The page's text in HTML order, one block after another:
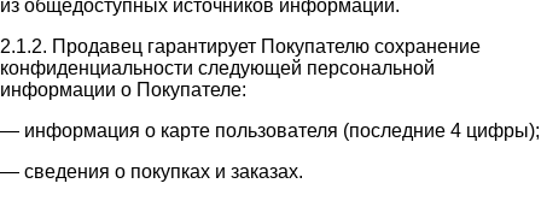
из общедоступных источников информации.
2.1.2. Продавец гарантирует Покупателю сохранение
конфиденциальности следующей персональной
информации о Покупателе:
— информация о карте пользователя (последние 4 цифры);
— сведения о покупках и заказах.